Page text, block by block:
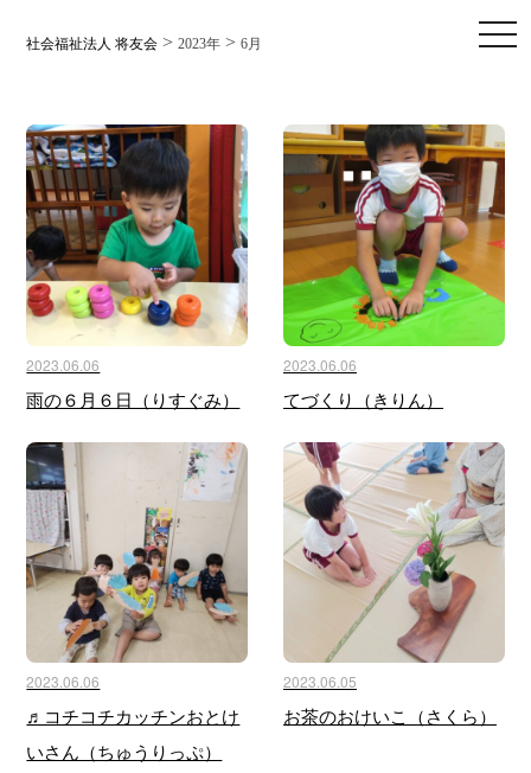
社会福祉法人 将友会 >2023年 >6月
2023.06.06
雨の６月６日（りすぐみ）
2023.06.06
てづくり（きりん）
2023.06.06
♬コチコチカッチンおとけ
いさん（ちゅうりっぷ）
2023.06.05
お茶のおけいこ（さくら）